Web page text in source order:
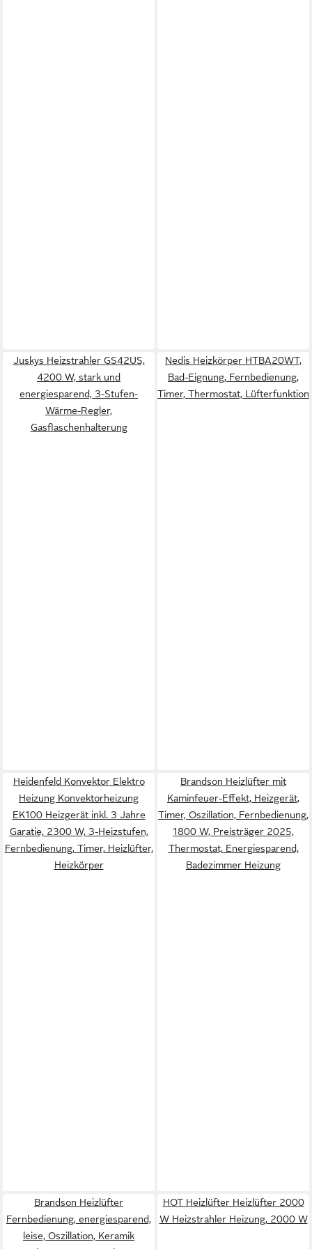
Juskys Heizstrahler GS42US,
4200 W, stark und
energiesparend, 3-Stufen-
Wärme-Regler,
Gasflaschenhalterung
Nedis Heizkörper HTBA20WT,
Bad-Eignung, Fernbedienung,
Timer, Thermostat, Lüfterfunktion
Heidenfeld Konvektor Elektro
Heizung Konvektorheizung
EK100 Heizgerät inkl. 3 Jahre
Garatie, 2300 W, 3-Heizstufen,
Fernbedienung, Timer, Heizlüfter,
Heizkörper
Brandson Heizlüfter mit
Kaminfeuer-Effekt, Heizgerät,
Timer, Oszillation, Fernbedienung,
1800 W, Preisträger 2025,
Thermostat, Energiesparend,
Badezimmer Heizung
Brandson Heizlüfter
Fernbedienung, energiesparend,
leise, Oszillation, Keramik
HOT Heizlüfter Heizlüfter 2000
W Heizstrahler Heizung, 2000 W